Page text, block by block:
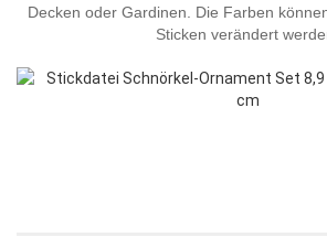
Decken oder Gardinen. Die Farben
Sticken verändert